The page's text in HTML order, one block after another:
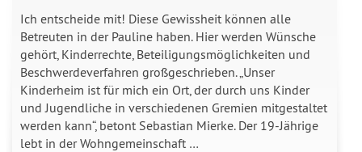
Ich entscheide mit! Diese Gewissheit können alle
Betreuten in der Pauline haben. Hier werden Wünsche
gehört, Kinderrechte, Beteiligungsmöglichkeiten und
Beschwerdeverfahren großgeschrieben. „Unser
Kinderheim ist für mich ein Ort, der durch uns Kinder
und Jugendliche in verschiedenen Gremien mitgestaltet
werden kann“, betont Sebastian Mierke. Der 19-Jährige
lebt in der Wohngemeinschaft …